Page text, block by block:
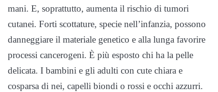
mani. E, soprattutto, aumenta il rischio di tumori
cutanei. Forti scottature, specie nell’infanzia, possono
danneggiare il materiale genetico e alla lunga favorire
processi cancerogeni. È più esposto chi ha la pelle
delicata. I bambini e gli adulti con cute chiara e
cosparsa di nei, capelli biondi o rossi e occhi azzurri.